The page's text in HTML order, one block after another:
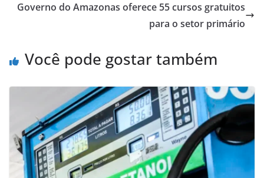
Governo do Amazonas oferece 55 cursos gratuitos
para o setor primário
Você pode gostar também